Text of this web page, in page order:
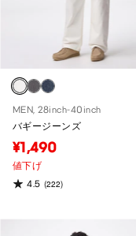
MEN, 28inch-40inch
バギージーンズ
¥1,490
値下げ
4.5 (222)